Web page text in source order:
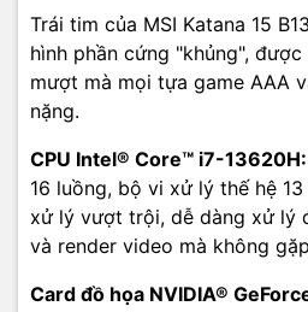
Trái tim của MSI Katana 15
hình phần cứng "khủng",
mượt mà mọi tựa game AAA
nặng.
CPU Intel® Core™ i7-13620H:
16 luồng, bộ vi xử lý thế hệ
xử lý vượt trội, dễ dàng xử lý
và render video mà không
Card đồ họa NVIDIA®